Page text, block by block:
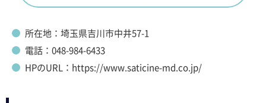
所在地：埼玉県吉川市中井57-1
電話：048-984-6433
HPのURL：https://www.saticine-md.co.jp/